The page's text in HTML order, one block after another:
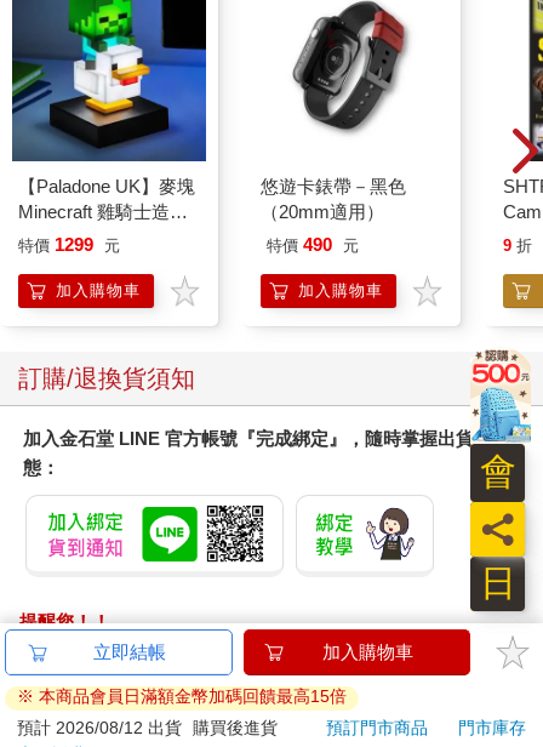
【Paladone UK】麥塊
Minecraft 雞騎士造型
ICON小夜燈
特價 1299 元
加入購物車
悠遊卡錶帶－黑色
（20mm適用）
特價 490 元
加入購物車
9 折
訂購/退換貨須知
加入金石堂 LINE 官方帳號『完成綁定』，隨時掌握出貨動
態：
提醒您！！
金石堂及銀行均不會請您操作ATM! 如接獲電話要求您前往
ATM提款機，請不要聽從指示，以免受騙上當！
退換貨須知：
立即結帳 加入購物車
※ 本商品會員日滿額金幣加碼回饋最高15倍
預計 2026/08/12 出貨
購買後進貨 預訂門市商品
門市庫存
日
員
會